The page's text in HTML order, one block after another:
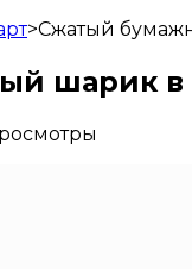
>Сжатый
шарик в